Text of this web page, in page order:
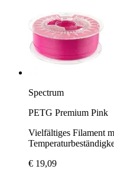
Spectrum
PETG Premium Pink
Vielfältiges Filament
€ 19,09